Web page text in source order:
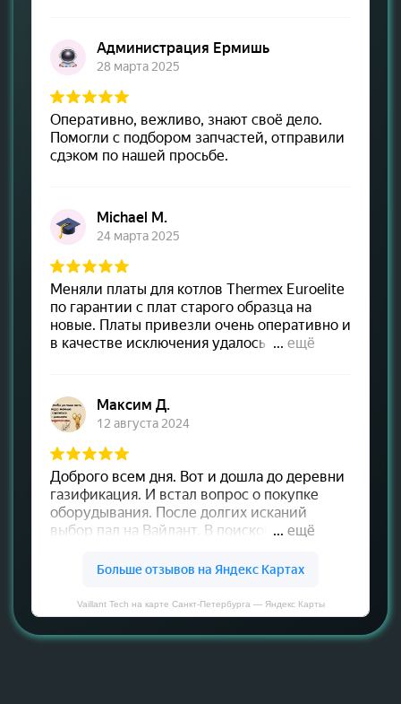
Vaillant Tech на карте Санкт‑Петербурга — Яндекс Карты